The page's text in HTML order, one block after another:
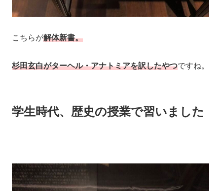
こちらが解体新書。
杉田玄白がターヘル・アナトミアを訳したやつですね。
学生時代、歴史の授業で習いました